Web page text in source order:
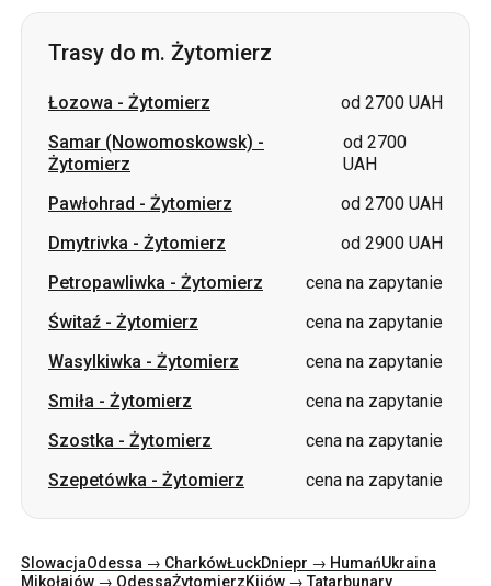
Żytomierz
Pawłohrad
Petropawliwka
cena na zapytanie
Świtaź-Żytomierz
cena na zapytanie
Wasylkiwka-Żytomierz
cena na zapytanie
Smiła-Żytomierz
cena na zapytanie
Szostka-Żytomierz
cena na zapytanie
Szepetówka-Żytomierz cena na zapytanie
SlowacjaOdessa → Charków Dniepr → HumańUkraina
Charków → KijówGdańsk